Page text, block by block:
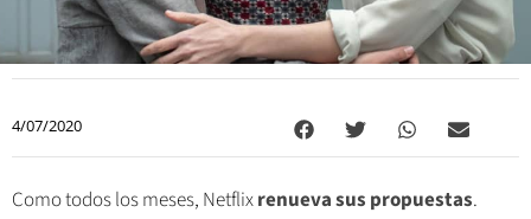
4/07/2020
Como todos los meses, Netflixrenueva sus propuestas.